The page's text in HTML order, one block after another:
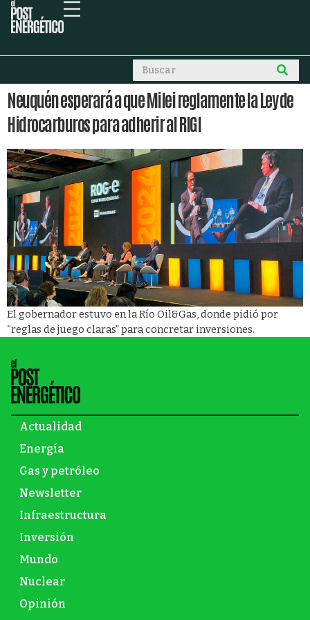
Neuquén esperará a que Milei reglamente la Ley de
Hidrocarburos para adherir al RIGI
El gobernador estuvo en la Río Oil&Gas, donde pidió por
“reglas de juego claras” para concretar inversiones.
Actualidad
Energía
Gas y petróleo
Newsletter
Infraestructura
Inversión
Mundo
Nuclear
Opinión